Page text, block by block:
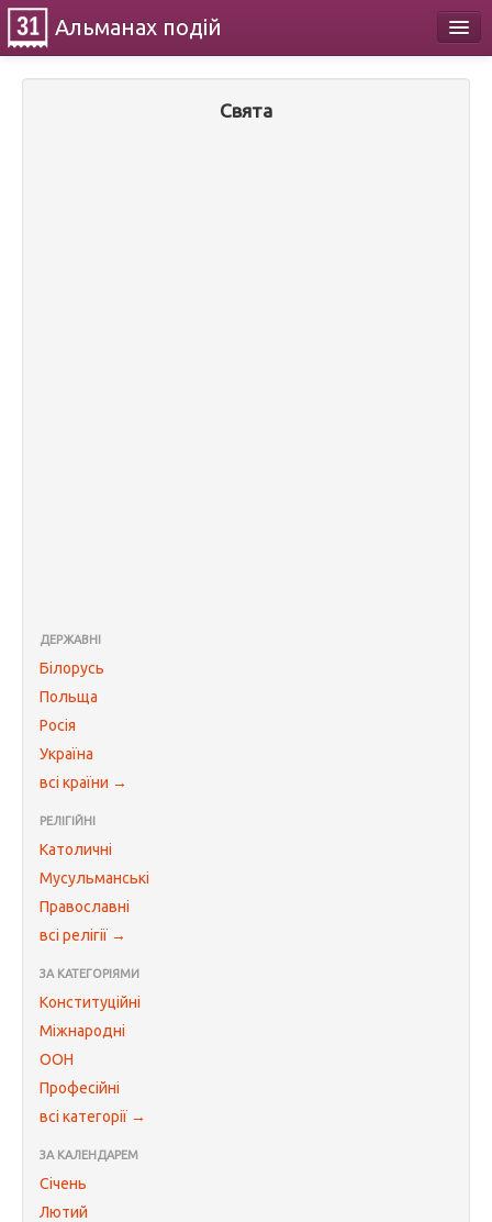
Альманах подій
Свята
ДЕРЖАВНІ
Білорусь
Польща
Росія
Україна
всі країни →
РЕЛІГІЙНІ
Католичні
Мусульманські
Православні
всі релігії →
ЗА КАТЕГОРІЯМИ
Конституційні
Міжнародні
ООН
Професійні
всі категорії →
ЗА КАЛЕНДАРЕМ
Січень
Лютий